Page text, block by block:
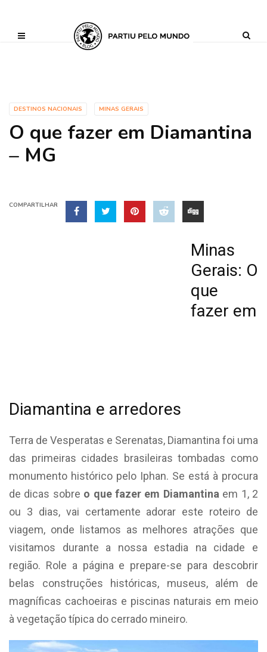
('AI_CONTENT_MARKER_NO_GET_SIDEBAR', true);
DESTINOS NACIONAIS MINAS GERAIS
O que fazer em Diamantina
– MG
COMPARTILHAR
Minas
Gerais: O
que
fazer em
Diamantina e arredores
Terra de Vesperatas e Serenatas, Diamantina foi uma
das primeiras cidades brasileiras tombadas como
monumento histórico pelo Iphan. Se está à procura
de dicas sobre o que fazer em Diamantina em 1, 2
ou 3 dias, vai certamente adorar este roteiro de
viagem, onde listamos as melhores atrações que
visitamos durante a nossa estadia na cidade e
região. Role a página e prepare-se para descobrir
belas construções históricas, museus, além de
magníficas cachoeiras e piscinas naturais em meio
à vegetaçãotípica do cerrado mineiro.